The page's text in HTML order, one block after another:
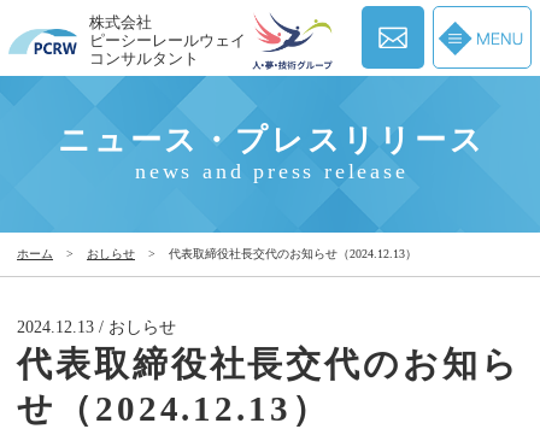
株式会社
ピーシーレールウェイ
コンサルタント
ニュース・プレスリリース
news and press release
ホーム > おしらせ > 代表取締役社長交代のお知らせ（2024.12.13）
2024.12.13 / おしらせ
代表取締役社長交代のお知ら
せ（2024.12.13）